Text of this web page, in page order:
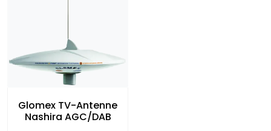
Glomex TV-Antenne
Nashira AGC/DAB